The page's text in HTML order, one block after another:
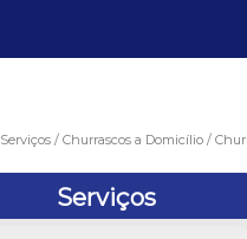
Serviços Churrascos a Domicílio
Serviços